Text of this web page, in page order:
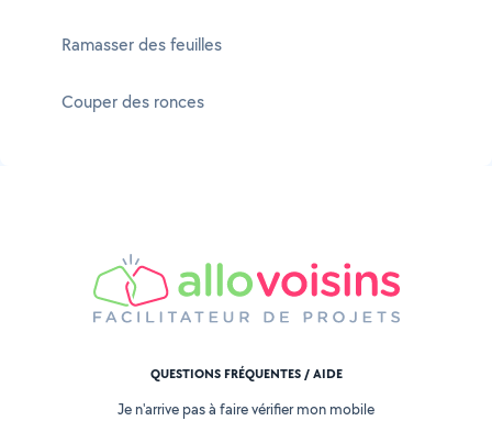
Ramasser des feuilles
Couper des ronces
QUESTIONS FRÉQUENTES / AIDE
Je n'arrive pas à faire vérifier mon mobile